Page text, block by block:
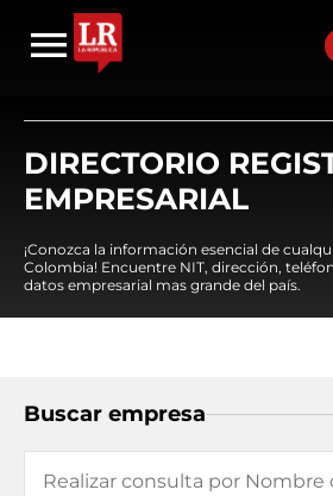
DIRECTORIO
EMPRESARIAL
¡Conozca la información esencial de
Colombia! Encuentre NIT, dirección,
datos empresarial mas grande del país.
Buscar empresa